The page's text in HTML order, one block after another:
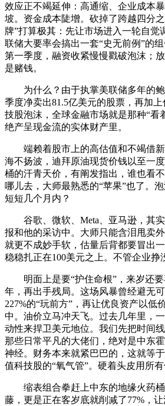
效应正不竭延伸：高通缩、企业成本
坡。资金成本陡增。砍掉了跨越四分
牌”打算极其：先让市场进入一轮自觉
联储大要率会搞出一套“史无前例”的
第一季度，融资收紧慢慢戳破泡沫；
是赌钱。
为什么？由于执掌美联储多年的鲍
季度净卖出81.5亿美元的股票，再加
技股泡沫，全球金融市场就是那种“看
绝产呈现金流的实体财产里。
端赖着股市上的高估值和不竭借新
海不扬波，迪拜原油现货价钱以至一
桶的汗青天价，有阐发指出，谁也看
哪儿去，大师最熟悉的“苹果”也了。
短短几个月内？
谷歌、微软、Meta、亚马逊，其实
报和他的采访中。大师只能含泪甩卖
就更不成妙手软，估量后背都要冒出
稳稳扎正在100美元之上。不管企业挣
明面上是要“护住命根”，来岁还要
年，再出手残局。这场风暴曾经避无
227%的“玩前方”，再让优良资产以低
中。油价立马冲天飞。过去几年里，
动性来捍卫美元地位。我们先把时间
那些日常平凡的大佬们，绝对是中东
神经。财务本来就紧巴巴的，这就等
值科技股的“氧气管”。硬着头皮用所有
缩表组合拳赶上中东的地缘火药桶
藤，更是正在客岁底就削减了77%，